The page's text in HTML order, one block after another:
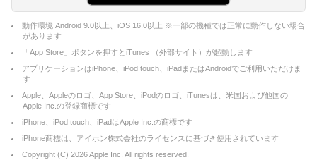
動作環境 Android 9.0以上、iOS 16.0以上 ※一部の機種では正常に動作しない場合
があります
「App Store」ボタンを押すとiTunes （外部サイト）が起動します
アプリケーションはiPhone、iPod touch、iPadまたはAndroidでご利用いただけま
す
Apple、Appleのロゴ、App Store、iPodのロゴ、iTunesは、米国および他国の
Apple Inc.の登録商標です
iPhone、iPod touch、iPadはApple Inc.の商標です
iPhone商標は、アイホン株式会社のライセンスに基づき使用されています
Copyright (C) 2026Apple Inc. All rights reserved.